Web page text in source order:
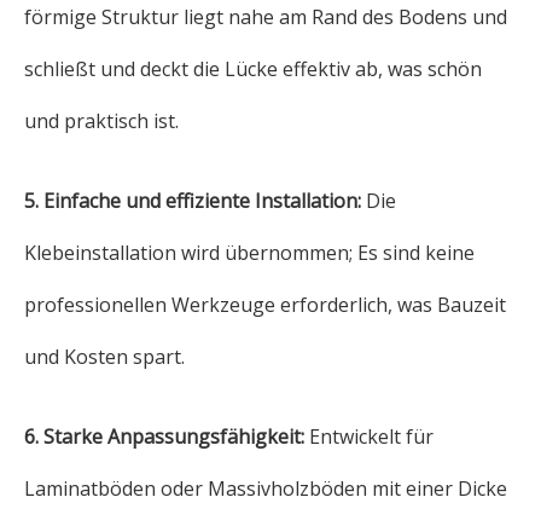
förmige Struktur liegt nahe am Rand des Bodens und
schließt und deckt die Lücke effektiv ab, was schön
und praktisch ist.
5. Einfache und effiziente Installation: Die
Klebeinstallation wird übernommen; Es sind keine
professionellen Werkzeuge erforderlich, was Bauzeit
und Kosten spart.
6. Starke Anpassungsfähigkeit: Entwickelt für
Laminatböden oder Massivholzböden mit einer Dicke